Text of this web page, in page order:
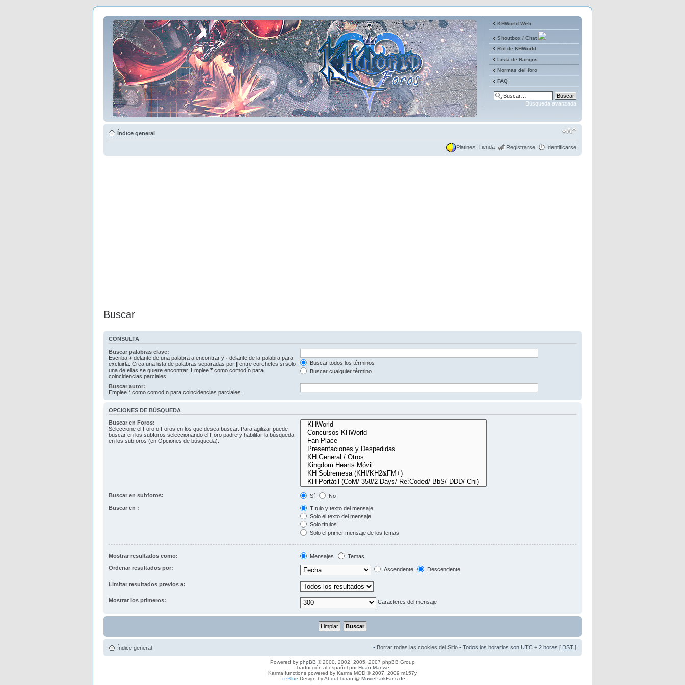
KHWorld Web
Shoutbox / Chat
Rol de KHWorld
Lista de Rangos
Normas del foro
FAQ
Búsqueda avanzada
Índice general
Platines Tienda Registrarse Identificarse
Buscar
CONSULTA
Buscar palabras clave:
Escriba + delante de una palabra a encontrar y - delante de la palabra para
excluirla. Crea una lista de palabras separadas por | entre corchetes si solo
una de ellas se quiere encontrar. Emplee * como comodín para
coincidencias parciales.
Buscar todos los términos
Buscar cualquier término
Buscar autor:
Emplee * como comodín para coincidencias parciales.
OPCIONES DE BÚSQUEDA
Buscar en Foros:
Seleccione el Foro o Foros en los que desea buscar. Para agilizar puede
buscar en los subforos seleccionando el Foro padre y habilitar la búsqueda
en los subforos (en Opciones de búsqueda).
Buscar en subforos: Sí
No
Buscar en :
Título y texto del mensaje
Solo el texto del mensaje
Solo títulos
Solo el primer mensaje de los temas
Mostrar resultados como: Mensajes
Temas
Ordenar resultados por:
Ascendente Descendente
Limitar resultados previos a:
Mostrar los primeros: Caracteres del mensaje
Índice general • Borrar todas las cookies del Sitio • Todos los horarios son UTC + 2 horas [ DST ]
Powered by phpBB © 2000, 2002, 2005, 2007 phpBB Group
Traducción al español porHuan Manwë
Karma functions powered by Karma MOD © 2007, 2009 m157y
IceBlue Design byAbdul Turan @ MovieParkFans.de